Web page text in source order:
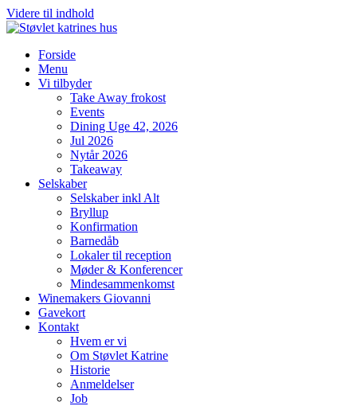
Videre til indhold
Forside
Menu
Vi tilbyder
Take Away frokost
Events
Dining Uge 42, 2026
Jul 2026
Nytår 2026
Takeaway
Selskaber
Selskaber inkl Alt
Bryllup
Konfirmation
Barnedåb
Lokaler til reception
Møder & Konferencer
Mindesammenkomst
Winemakers Giovanni
Gavekort
Kontakt
Hvem er vi
Om Støvlet Katrine
Historie
Anmeldelser
Job